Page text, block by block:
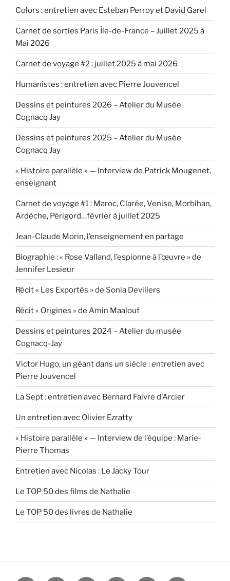
Colors : entretien avec Esteban Perroy et David Garel
Carnet de sorties Paris Île-de-France – Juillet 2025 à
Mai 2026
Carnet de voyage #2 : juillet 2025 à mai 2026
Humanistes : entretien avec Pierre Jouvencel
Dessins et peintures 2026 – Atelier du Musée
Cognacq Jay
Dessins et peintures 2025 – Atelier du Musée
Cognacq Jay
« Histoire parallèle » — Interview de Patrick Mougenet,
enseignant
Carnet de voyage #1 : Maroc, Clarée, Venise, Morbihan,
Ardèche, Périgord…février à juillet 2025
Jean-Claude Morin, l’enseignement en partage
Biographie : « Rose Valland, l’espionne à l’œuvre » de
Jennifer Lesieur
Récit « Les Exportés » de Sonia Devillers
Récit « Origines » de Amin Maalouf
Dessins et peintures 2024 – Atelier du musée
Cognacq-Jay
Victor Hugo, un géant dans un siècle : entretien avec
Pierre Jouvencel
La Sept : entretien avec Bernard Faivre d’Arcier
Un entretien avec Olivier Ezratty
« Histoire parallèle » — Interview de l’équipe : Marie-
Pierre Thomas
Entretien avec Nicolas : Le Jacky Tour
Le TOP 50 des films de Nathalie
Le TOP 50 des livres de Nathalie